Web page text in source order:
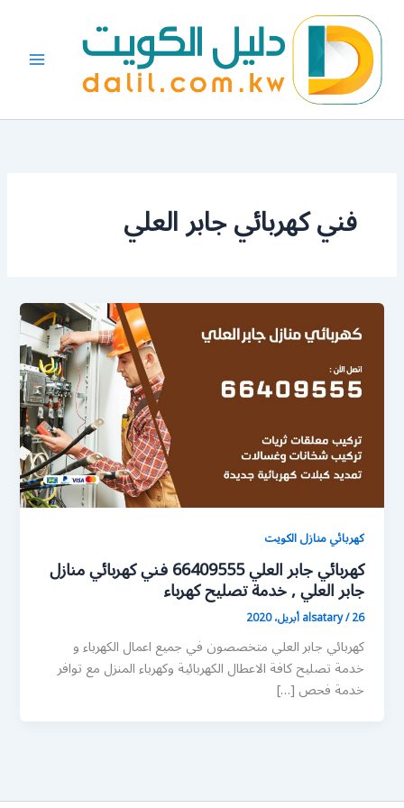
المحتوى
فني كهربائي جابر العلي
كهربائي منازل الكويت
كهربائي جابر العلي 66409555 فني كهربائي منازل
جابر العلي , خدمة تصليح كهرباء
alsatary/26 أبريل، 2020
كهربائي جابر العلي متخصصون في جميع اعمال الكهرباء و
خدمة تصليح كافة الاعطال الكهربائية وكهرباء المنزل مع توافر
خدمة فحص […]